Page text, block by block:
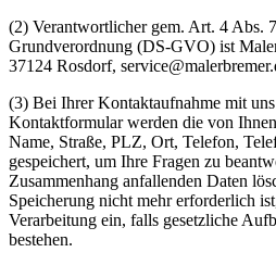
(2) Verantwortlicher gem. Art. 4 Abs.
Grundverordnung (DS-GVO) ist
37124 Rosdorf,
(3) Bei Ihrer Kontaktaufnahme mit
Kontaktformular werden die von
Name, Straße, PLZ, Ort, Telefon,
gespeichert, um Ihre Fragen zu
Zusammenhang anfallenden Daten
Speicherung nicht mehr erforderlich
Verarbeitung ein, falls gesetzliche
bestehen.